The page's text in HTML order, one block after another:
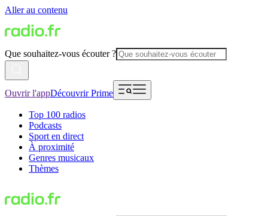
Aller au contenu
Que souhaitez-vous écouter ?
Ouvrir l'appDécouvrir Prime
Top 100 radios
Podcasts
Sport en direct
À proximité
Genres musicaux
Thèmes